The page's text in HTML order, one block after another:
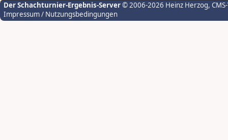
Der Schachturnier-Ergebnis-Server© 2006-2026 Heinz Herzog,
Impressum / Nutzungsbedingungen